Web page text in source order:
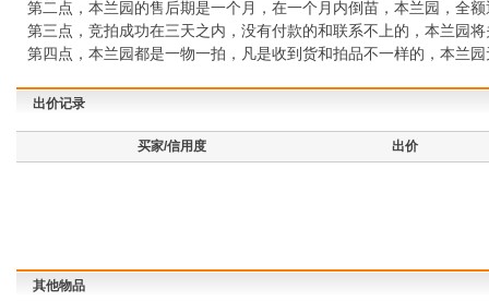
第二点，本兰园的售后期是一个月，在一个月内倒苗，本兰园，全
第三点，竞拍成功在三天之内，没有付款的和联系不上的，本兰园
第四点，本兰园都是一物一拍，凡是收到货和拍品不一样的，本兰
出价记录
买家/信用度 出价
其他物品